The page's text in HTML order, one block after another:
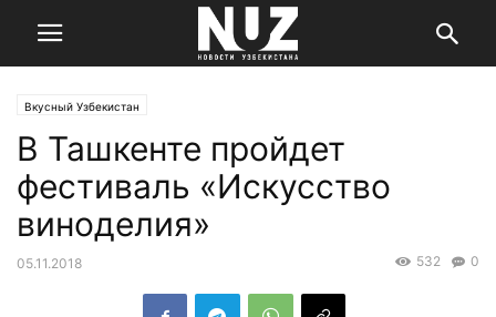
Вкусный Узбекистан
В Ташкенте пройдет
фестиваль «Искусство
виноделия»
05.11.2018 0
532